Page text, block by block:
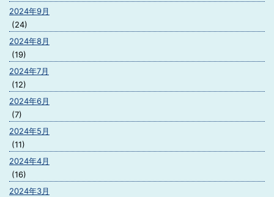
2024年9月
(24)
2024年8月
(19)
2024年7月
(12)
2024年6月
(7)
2024年5月
(11)
2024年4月
(16)
2024年3月